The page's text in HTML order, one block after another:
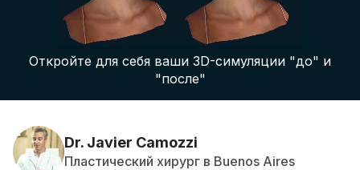
Бизнес Платформа
Планы
Откройте для себя ваши 3D-симуляции "до" и
"после"
Dr. Javier Camozzi
Пластический хирург в Buenos Aires